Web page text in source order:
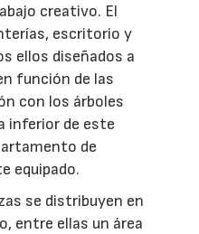
creativo. El
escritorio y
ellos diseñados a
función de las
con los árboles
inferior de este
de
equipado.
se distribuyen en
entre ellas un área